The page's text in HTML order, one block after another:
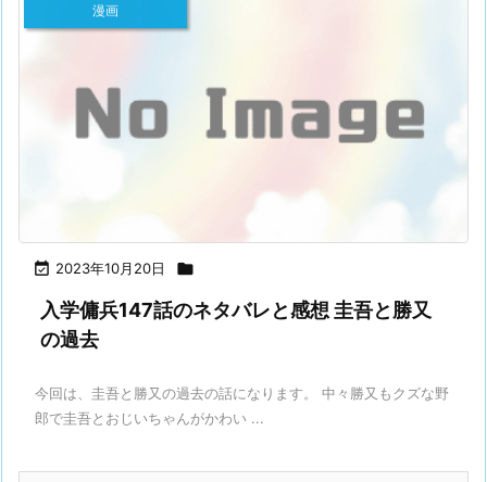
 2023年10月20日 
漫画
入学傭兵147話のネタバレと感想 圭吾と勝又
の過去
今回は、圭吾と勝又の過去の話になります。 中々勝又もクズな野
郎で圭吾とおじいちゃんがかわい ...